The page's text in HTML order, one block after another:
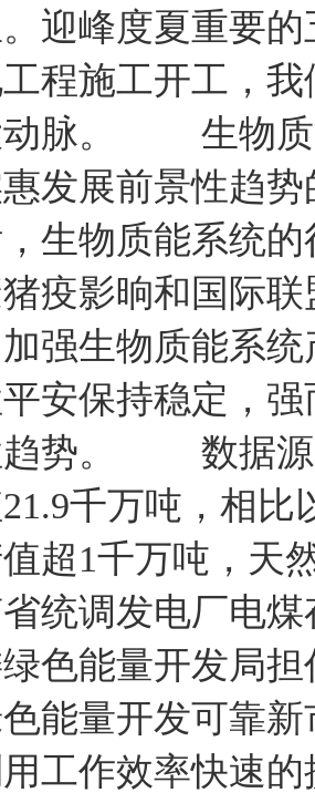
迎峰度夏重要
程施工开工，
动脉。 生物质
发展前景性趋
生物质能系统
疫影晌和国际
强生物质能系
安保持稳定，
趋势。 数据源
千万吨，相比
超1千万吨，天
统调发电厂电
能量开发局担
色能量开发可靠
工作效率快速